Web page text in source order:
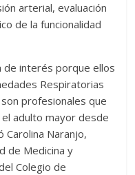
arterial, evaluación
de la funcionalidad
de interés porque ellos
Respiratorias
profesionales que
adulto mayor desde
Carolina Naranjo,
de Medicina y
Colegio de